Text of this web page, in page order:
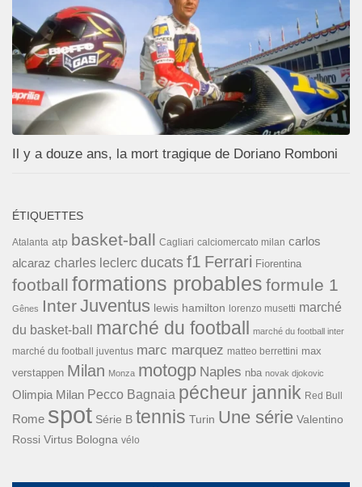
Il y a douze ans, la mort tragique de Doriano Romboni
ÉTIQUETTES
Atalanta atp basket-ball Cagliari calciomercato milan carlos
alcaraz charles leclerc ducats f1 Ferrari Fiorentina
football formations probables formule 1
Gênes InterJuventus lewis hamilton lorenzo musetti marché
du basket-ball
marché du football marché du football inter
marché du football juventus marc marquez matteo berrettini max
verstappen Milan Monza motogp Naples nba novak djokovic
Olimpia Milan Pecco Bagnaia pécheur jannik Red Bull
Rome spot Série B tennis Turin Une série Valentino
Rossi Virtus Bologna vélo